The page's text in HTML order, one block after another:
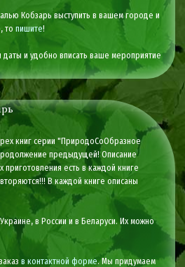
Кобзарь выступить в вашем городе и
топишите!
даты и удобно вписать ваше мероприятие
книг серии "ПриродоСоОбразное
предыдущей! Описание
есть в каждой книге
В каждой книге описаны
в России и в Беларуси. Их можно
в контактной форме. Мы придумаем